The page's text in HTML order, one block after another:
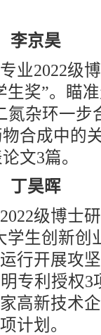
京昊
2022级博
生奖”。瞄
氮杂环一步
合成中的
文3篇。
昊晖
级博士研
学生创新创
行开展攻
专利授权
高新技术
计划。